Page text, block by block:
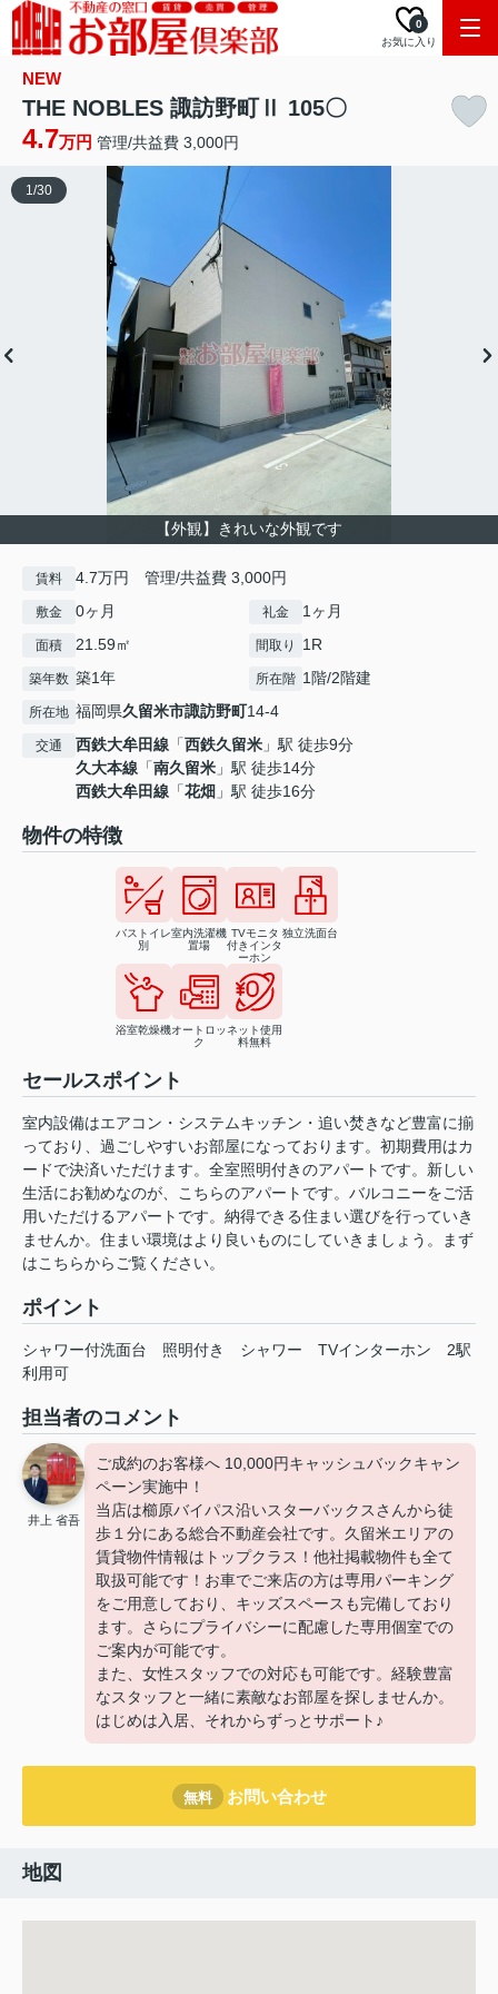
お気に入り
0
NEW
THE NOBLES 諏訪野町Ⅱ 105〇
4.7万円 管理/共益費 3,000円
【外観】きれいな外観です
1/30
賃料 4.7万円 管理/共益費 3,000円
敷金 0ヶ月 礼金 1ヶ月
面積 21.59㎡ 間取り 1R
築年数 築1年 所在階 1階/2階建
所在地 福岡県久留米市諏訪野町14-4
交通 西鉄大牟田線 「西鉄久留米 」駅 徒歩9分
久大本線 「南久留米 」駅 徒歩14分
西鉄大牟田線 「花畑 」駅 徒歩16分
物件の特徴
バストイレ
別
室内洗濯機
置場
TVモニタ
付きインタ
ーホン
独立洗面台
浴室乾燥機オートロッ
ク
ネット使用
料無料
セールスポイント
室内設備はエアコン・システムキッチン・追い焚きなど豊富に揃
っており、過ごしやすいお部屋になっております。初期費用はカ
ードで決済いただけます。全室照明付きのアパートです。新しい
生活にお勧めなのが、こちらのアパートです。バルコニーをご活
用いただけるアパートです。納得できる住まい選びを行っていき
ませんか。住まい環境はより良いものにしていきましょう。まず
はこちらからご覧ください。
ポイント
シャワー付洗面台 照明付き シャワー TVインターホン
2駅
利用可
担当者のコメント
井上 省吾
ご成約のお客様へ 10,000円キャッシュバックキャン
ペーン実施中！
当店は櫛原バイパス沿いスターバックスさんから徒
歩１分にある総合不動産会社です。久留米エリアの
賃貸物件情報はトップクラス！他社掲載物件も全て
取扱可能です！お車でご来店の方は専用パーキング
をご用意しており、キッズスペースも完備しており
ます。さらにプライバシーに配慮した専用個室での
ご案内が可能です。
また、女性スタッフでの対応も可能です。経験豊富
なスタッフと一緒に素敵なお部屋を探しませんか。
はじめは入居、それからずっとサポート♪
無料 お問い合わせ
地図